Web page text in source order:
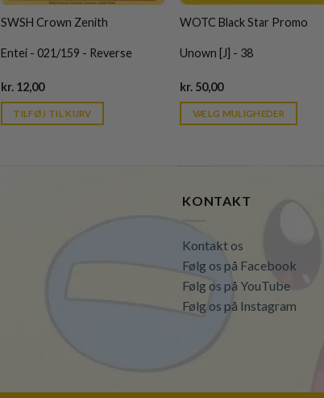
SWSH Crown Zenith
Entei - 021/159 - Reverse
kr.12,00Current
is:
kr. 39,95.
TILFØJ TIL KURV
WOTC Black Star Promo
Unown [J] - 38
kr. 50,00Current
is:
kr. 39,95.
VÆLG MULIGHEDER
KONTAKT
Kontakt os
Følg os på Facebook
Følg os på YouTube
Følg os på Instagram